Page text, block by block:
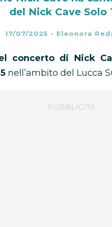
del Nick Cave Solo
17/07/2025 - Eleonora
concerto di Nick
nell’ambito del Lucca